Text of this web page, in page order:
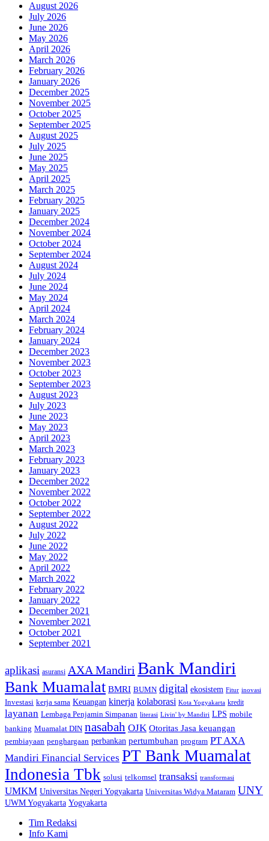
August 2026
July 2026
June 2026
May 2026
April 2026
March 2026
February 2026
January 2026
December 2025
November 2025
October 2025
September 2025
August 2025
July 2025
June 2025
May 2025
April 2025
March 2025
February 2025
January 2025
December 2024
November 2024
October 2024
September 2024
August 2024
July 2024
June 2024
May 2024
April 2024
March 2024
February 2024
January 2024
December 2023
November 2023
October 2023
September 2023
August 2023
July 2023
June 2023
May 2023
April 2023
March 2023
February 2023
January 2023
December 2022
November 2022
October 2022
September 2022
August 2022
July 2022
June 2022
May 2022
April 2022
March 2022
February 2022
January 2022
December 2021
November 2021
October 2021
September 2021
aplikasi asuransi AXA Mandiri Bank Mandiri
Bank Muamalat BMRI BUMN digital ekosistem Fitur inovasi
Investasi kerja sama Keuangan kinerja kolaborasi Kota Yogyakarta kredit
layanan Lembaga Penjamin Simpanan literasi Livin' by Mandiri LPS mobile
banking Muamalat DIN nasabah OJK Otoritas Jasa keuangan
pembiayaan penghargaan perbankan pertumbuhan program PT AXA
Mandiri Financial Services PT Bank Muamalat
Indonesia Tbk solusi telkomsel transaksi transformasi
UMKM Universitas Negeri Yogyakarta Universitas Widya Mataram UNY
UWM Yogyakarta Yogyakarta
Tim Redaksi
Info Kami